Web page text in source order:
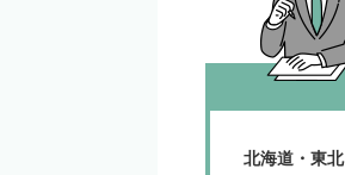
北海道・東北